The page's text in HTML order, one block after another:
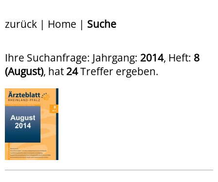
zurück | Home | Suche
Ihre Suchanfrage: Jahrgang: 2014, Heft: 8
(August), hat 24Treffer ergeben.